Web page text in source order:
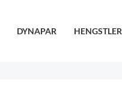
DYNAPAR HENGSTLER